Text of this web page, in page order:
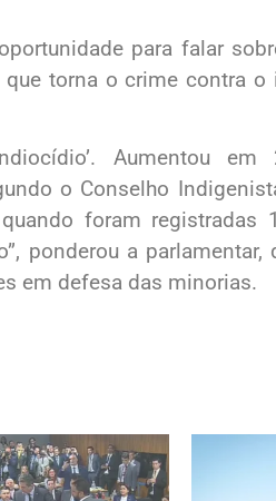
para falar
torna o crime contra
Aumentou
o Conselho
foram registradas
ponderou a parlamentar,
em defesa das minorias.